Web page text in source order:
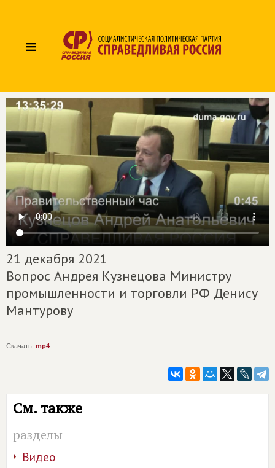
≡
21 декабря 2021
Вопрос Андрея Кузнецова Министру
промышленности и торговли РФ Денису
Мантурову
Скачать: mp4
См. также
разделы
Видео